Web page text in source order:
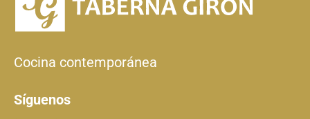
Cocina contemporánea
Síguenos